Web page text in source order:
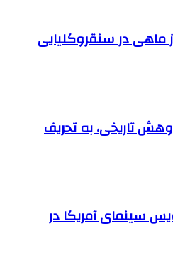
ماهی در سنقروکلیایی
تاریخی، به تحریف
سینمای آمریکا در